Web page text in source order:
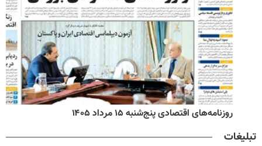
روزنامه‌های اقتصادی پنج‌شنبه ۱۵ مرداد ۱۴۰۵
تبلیغات